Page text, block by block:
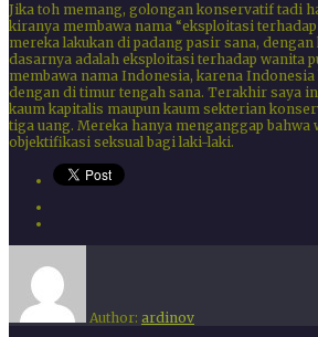
Jika toh memang, golongan konservatif tadi
kiranya membawa nama “eksploitasi
mereka lakukan di padang pasir sana, dengan
dasarnya adalah eksploitasi terhadap wanita
membawa nama Indonesia, karena Indonesia
dengan di timur tengah sana. Terakhir saya
kaum kapitalis maupun kaum sekterian
tiga uang. Mereka hanya menganggap bahwa
objektifikasi seksual bagi laki-laki.
Author: ardinov